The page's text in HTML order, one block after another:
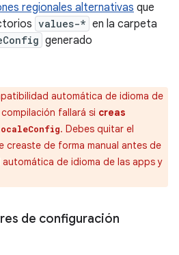
regionales alternativas que
values-* en la carpeta
generado
automática de idioma de
fallará si creas
. Debes quitar el
creaste de forma manual antes de
de idioma de las apps y
de configuración